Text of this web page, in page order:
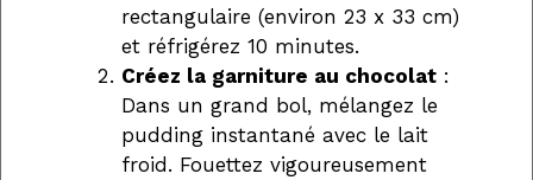
rectangulaire (environ 23 x 33 cm)
et réfrigérez 10 minutes.
Créez la garniture au chocolat :
Dans un grand bol, mélangez le
pudding instantané avec le lait
froid. Fouettez vigoureusement